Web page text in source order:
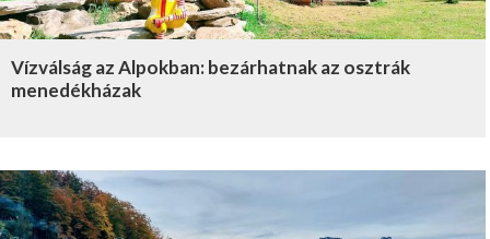
Vízválság az Alpokban: bezárhatnak az osztrák
menedékházak